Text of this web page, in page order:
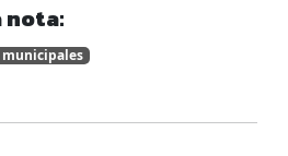
nota:
municipales